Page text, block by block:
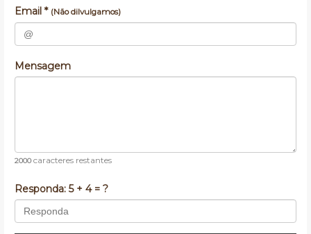
Email * (Não dilvulgamos)
Mensagem
2000caracteres restantes
Responda: 5 + 4 = ?